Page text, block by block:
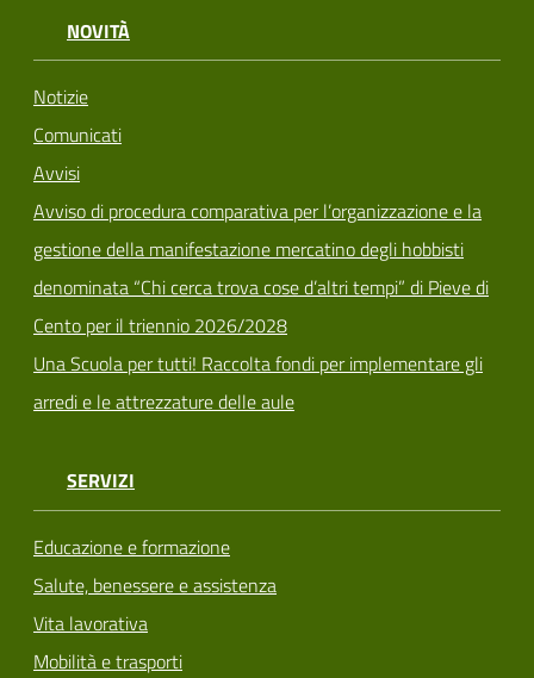
NOVITÀ
Notizie
Comunicati
Avvisi
Avviso di procedura comparativa per l’organizzazione e la
gestione della manifestazione mercatino degli hobbisti
denominata “Chi cerca trova cose d’altri tempi” di Pieve di
Cento per il triennio 2026/2028
Una Scuola per tutti! Raccolta fondi per implementare gli
arredi e le attrezzature delle aule
SERVIZI
Educazione e formazione
Salute, benessere e assistenza
Vita lavorativa
Mobilità e trasporti